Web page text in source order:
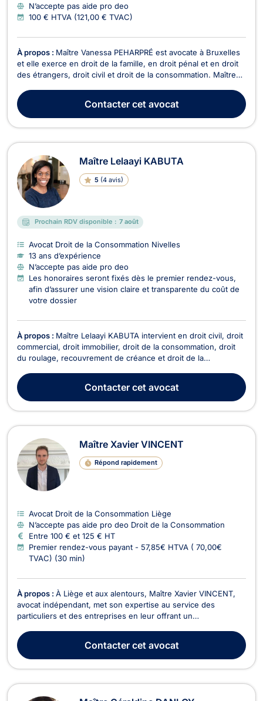
N’accepte pas aide pro deo
100 € HTVA (121,00 € TVAC)
À propos : Maître Vanessa PEHARPRÉ est avocate à Bruxelles
et elle exerce en droit de la famille, en droit pénal et en droit
des étrangers, droit civil et droit de la consommation. Maître
famille, notamment pour les dossiers portant sur la séparation,
le divorce, la liquidation du...
Contactercet avocat
Maître Lelaayi KABUTA
5 (4 avis)
Prochain RDV disponible : 7 août
Avocat Droit de la Consommation Nivelles
13 ans d’expérience
N’accepte pas aide pro deo
Les honoraires seront fixés dès le premier rendez-vous,
afin d’assurer une vision claire et transparente du coût de
votre dossier
À propos : Maître Lelaayi KABUTA intervient en droit civil, droit
commercial, droit immobilier, droit de la consommation, droit
du roulage, recouvrement de créance et droit de la
Nivelles, a débuté son parcours professionnel en 2013 au
Barreau de Bruxelles et a su se forger une r...
Contactercet avocat
Maître Xavier VINCENT
Répond rapidement
Avocat Droit de la Consommation Liège
N’accepte pas aide pro deo Droit de la Consommation
Entre 100 € et 125 € HT
Premier rendez-vous payant - 57,85€ HTVA ( 70,00€
TVAC) (30 min)
À propos : À Liège et aux alentours, Maître Xavier VINCENT,
avocat indépendant, met son expertise au service des
particuliers et des entreprises en leur offrant un
résultats. Titulaire d’un Master en droit privé et droit des
affaires de l’Université de Liège, il intervient tant en...
Contactercet avocat